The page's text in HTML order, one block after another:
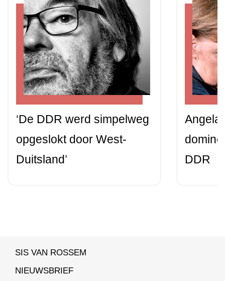
‘De DDR werd simpelweg
opgeslokt door West-
Duitsland’
Angela
DDR
SIS VAN ROSSEM
NIEUWSBRIEF